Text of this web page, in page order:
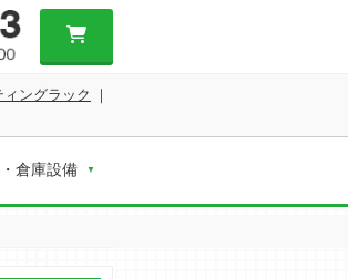
ィングラック
｜
倉庫設備